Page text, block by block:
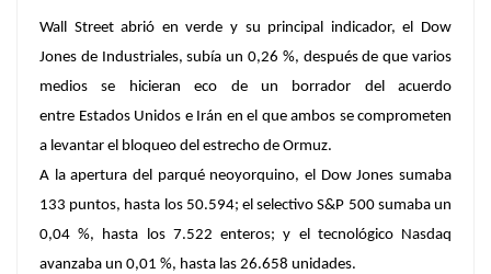
Wall Street abrió en verde y su principal indicador, el Dow
Jones de Industriales, subía un 0,26 %, después de que varios
medios se hicieran eco de un borrador del acuerdo
entre Estados Unidos e Irán en el que ambos se comprometen
a levantar el bloqueo del estrecho de Ormuz.
A la apertura del parqué neoyorquino, el Dow Jones sumaba
133 puntos, hasta los 50.594; el selectivo S&P 500 sumaba un
0,04 %, hasta los 7.522 enteros; y el tecnológico Nasdaq
avanzaba un 0,01 %, hasta las 26.658 unidades.